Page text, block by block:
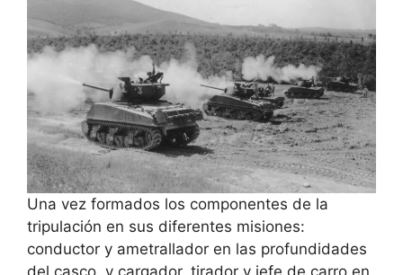
Una vez formados los componentes de la
tripulación en sus diferentes misiones:
conductor y ametrallador en las profundidades